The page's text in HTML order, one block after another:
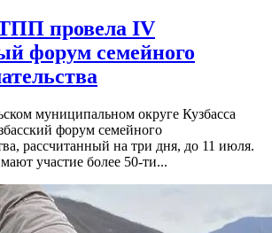
провела IV
форум семейного
муниципальном округе Кузбасса
форум семейного
рассчитанный на три дня, до 11 июля.
участие более 50-ти...